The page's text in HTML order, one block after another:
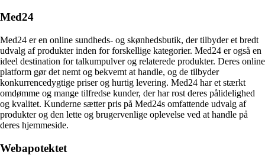
Med24
Med24 er en online sundheds- og skønhedsbutik, der tilbyder et bredt
udvalg af produkter inden for forskellige kategorier. Med24 er også en
ideel destination for talkumpulver og relaterede produkter. Deres online
platform gør det nemt og bekvemt at handle, og de tilbyder
konkurrencedygtige priser og hurtig levering. Med24 har et stærkt
omdømme og mange tilfredse kunder, der har rost deres pålidelighed
og kvalitet. Kunderne sætter pris på Med24s omfattende udvalg af
produkter og den lette og brugervenlige oplevelse ved at handle på
deres hjemmeside.
Webapotektet